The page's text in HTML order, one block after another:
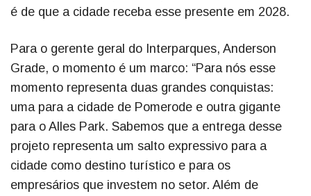
é de que a cidade receba esse presente em 2028.
Para o gerente geral do Interparques, Anderson
Grade, o momento é um marco: “Para nós esse
momento representa duas grandes conquistas:
uma para a cidade de Pomerode e outra gigante
para o Alles Park. Sabemos que a entrega desse
projeto representa um salto expressivo para a
cidade como destino turístico e para os
empresários que investem no setor. Além de